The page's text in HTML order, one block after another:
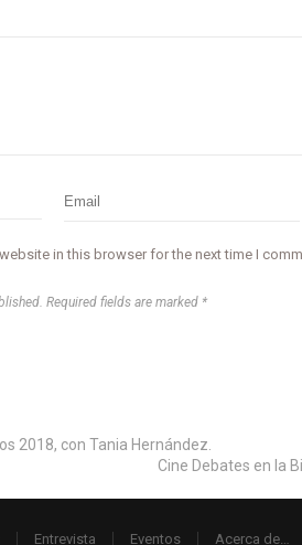
in this browser for the next time I
Required fields are marked *
2018, con Tania Hernández.
Cine Debates en la
Entrevista Eventos Acerca de…